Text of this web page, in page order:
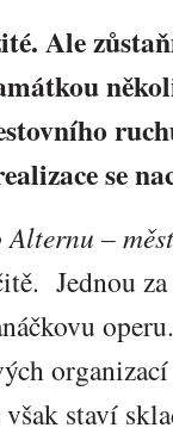
Ale
se
–
Jednou
staví